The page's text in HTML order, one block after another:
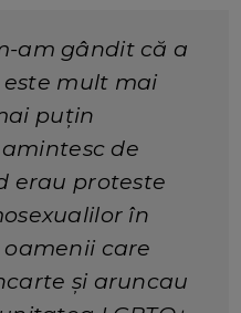
am gândit că a
mult mai
puțin
de
erau proteste
în
care
și aruncau